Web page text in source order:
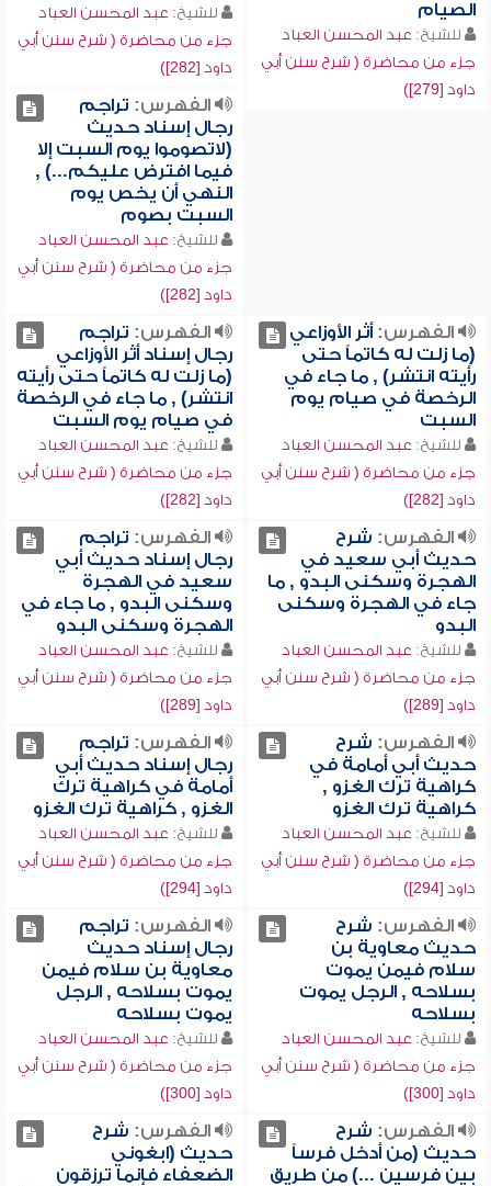
الصيام
للشيخ: عبد المحسن العباد
جزء من محاضرة ( شرح سنن أبي
داود [279])
للشيخ: عبد المحسن العباد
جزء من محاضرة ( شرح سنن أبي
داود [282])
الفهرس: تراجم
رجال إسناد حديث
(لاتصوموا يوم السبت إلا
فيما افترض عليكم...) ,
النهي أن يخص يوم
السبت بصوم
للشيخ: عبد المحسن العباد
جزء من محاضرة ( شرح سنن أبي
داود [282])
الفهرس:أثر الأوزاعي
(ما زلت له كاتماً حتى
رأيته انتشر) , ما جاء في
الرخصة في صيام يوم
السبت
للشيخ: عبد المحسن العباد
جزء من محاضرة ( شرح سنن أبي
داود [282])
الفهرس: تراجم
رجال إسناد أثر الأوزاعي
(ما زلت له كاتماً حتى رأيته
انتشر) , ما جاء في الرخصة
في صيام يوم السبت
للشيخ: عبد المحسن العباد
جزء من محاضرة ( شرح سنن أبي
داود [282])
الفهرس: شرح
حديث أبي سعيد في
الهجرة وسكنى البدو , ما
جاء في الهجرة وسكنى
البدو
للشيخ: عبد المحسن العباد
جزء من محاضرة ( شرح سنن أبي
داود [289])
الفهرس: تراجم
رجال إسناد حديث أبي
سعيد في الهجرة
وسكنى البدو , ما جاء في
الهجرة وسكنى البدو
للشيخ: عبد المحسن العباد
جزء من محاضرة ( شرح سنن أبي
داود [289])
الفهرس: شرح
حديث أبي أمامة في
كراهية ترك الغزو ,
كراهية ترك الغزو
للشيخ: عبد المحسن العباد
جزء من محاضرة ( شرح سنن أبي
داود [294])
الفهرس: تراجم
رجال إسناد حديث أبي
أمامة في كراهية ترك
الغزو , كراهية ترك الغزو
للشيخ: عبد المحسن العباد
جزء من محاضرة ( شرح سنن أبي
داود [294])
الفهرس: شرح
حديث معاوية بن
سلام فيمن يموت
بسلاحه , الرجل يموت
بسلاحه
للشيخ: عبد المحسن العباد
جزء من محاضرة ( شرح سنن أبي
داود [300])
الفهرس: تراجم
رجال إسناد حديث
معاوية بن سلام فيمن
يموت بسلاحه , الرجل
يموت بسلاحه
للشيخ: عبد المحسن العباد
جزء من محاضرة ( شرح سنن أبي
داود [300])
الفهرس: شرح
حديث (من أدخل فرساً
بين فرسين ...) من طريق
الفهرس: شرح
حديث (ابغوني
الضعفاء فإنما ترزقون